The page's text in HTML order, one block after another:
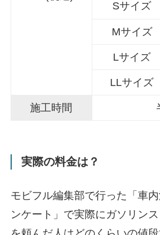
Sサイズ
Mサイズ
Lサイズ
LLサイズ
施工時間
実際の料金は？
モビフル編集部で行った「車
ンケート」で実際にガソリン